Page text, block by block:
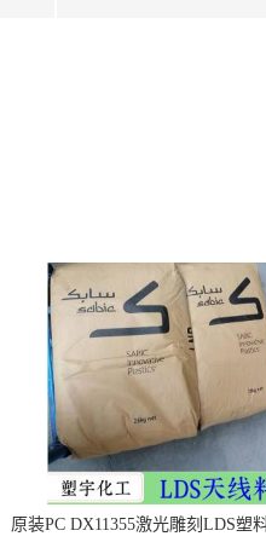
原装PC DX11355激光雕刻LDS塑